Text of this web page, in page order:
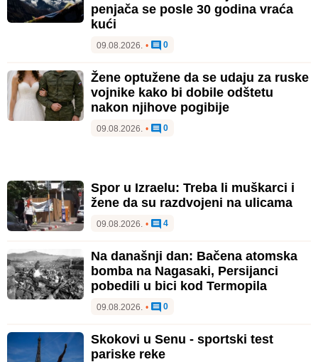
penjača se posle 30 godina vraća
kući
09.08.2026. • 0
Žene optužene da se udaju za ruske
vojnike kako bi dobile odštetu
nakon njihove pogibije
09.08.2026. • 0
Spor u Izraelu: Treba li muškarci i
žene da su razdvojeni na ulicama
09.08.2026. • 4
Na današnji dan: Bačena atomska
bomba na Nagasaki, Persijanci
pobedili u bici kod Termopila
09.08.2026. • 0
Skokovi u Senu - sportski test
pariske reke